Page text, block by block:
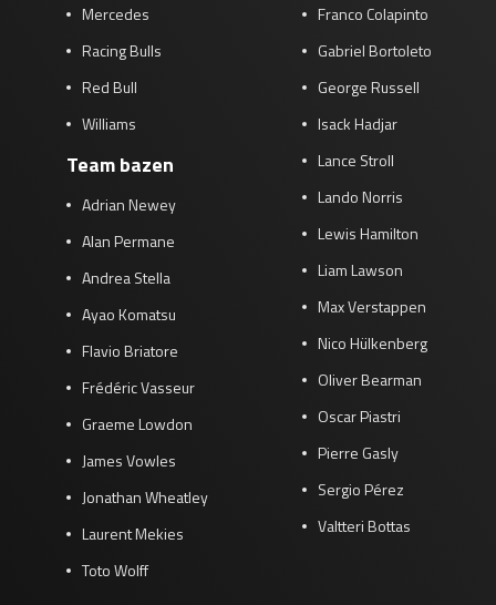
Mercedes
Racing Bulls
Red Bull
Williams
Team bazen
Adrian Newey
Alan Permane
Andrea Stella
Ayao Komatsu
Flavio Briatore
Frédéric Vasseur
Graeme Lowdon
James Vowles
Jonathan Wheatley
Laurent Mekies
Toto Wolff
Franco Colapinto
Gabriel Bortoleto
George Russell
Isack Hadjar
Lance Stroll
Lando Norris
Lewis Hamilton
Liam Lawson
Max Verstappen
Nico Hülkenberg
Oliver Bearman
Oscar Piastri
Pierre Gasly
Sergio Pérez
Valtteri Bottas